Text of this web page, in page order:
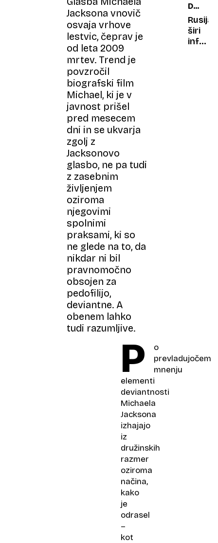
Jacksona vnovič
osvaja vrhove
lestvic, čeprav je
od leta 2009
mrtev. Trend je
povzročil
biografski film
Michael, ki je v
javnost prišel
pred mesecem
dni in se ukvarja
zgolj z
Jacksonovo
glasbo, ne pa tudi
z zasebnim
življenjem
oziroma
njegovimi
spolnimi
praksami, ki so
ne glede na to, da
nikdar ni bil
pravnomočno
obsojen za
pedofilijo,
deviantne. A
obenem lahko
tudi razumljive.
P
o
prevladujočem
mnenju
elementi
deviantnosti
Michaela
Jacksona
izhajajo
iz
družinskih
razmer
oziroma
načina,
kako
je
odrasel
–
kot
pravi
znak
je
DUH
ČASA
Rusija
širi